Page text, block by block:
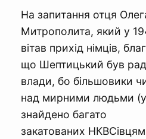
На запитання отця
Митрополита, який у
вітав прихід німців,
що Шептицький був
влади, бо більшовики
над мирними людьми (у
знайдено багато
закатованих